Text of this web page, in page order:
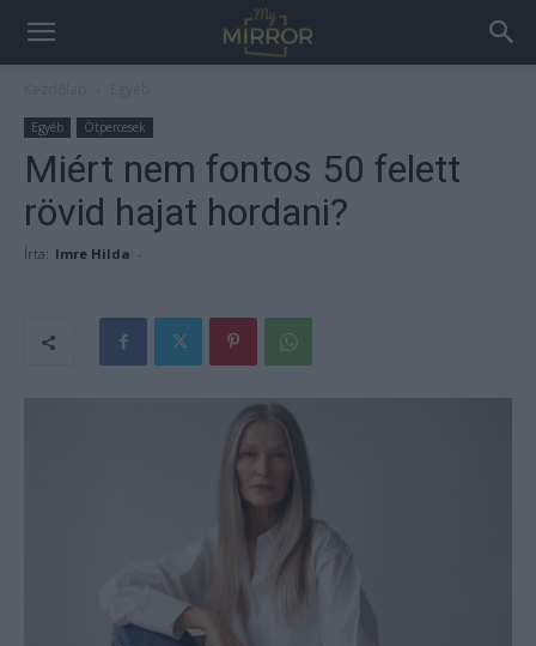
Egyéb Ötpercesek
Miért nem fontos 50 felett
rövid hajat hordani?
Írta: Imre Hilda -